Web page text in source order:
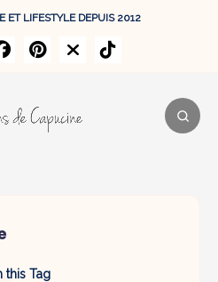
ET LIFESTYLE DEPUIS 2012
this Tag